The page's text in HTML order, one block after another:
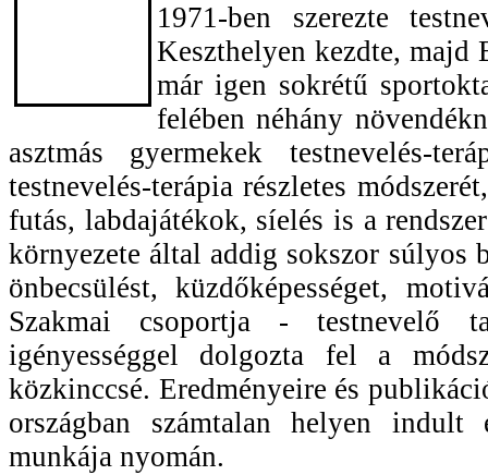
1971-ben szerezte
Keszthelyen kezdte, majd
már igen sokrétű
felében néhány
asztmás gyermekek testnevelés-
testnevelés-terápia részletes
futás, labdajátékok, síelés is a
környezete által addig sokszor súlyos
önbecsülést, küzdőképességet,
Szakmai csoportja - testnevelő
igényességgel dolgozta fel a
közkinccsé. Eredményeire és
országban számtalan helyen
munkája nyomán.